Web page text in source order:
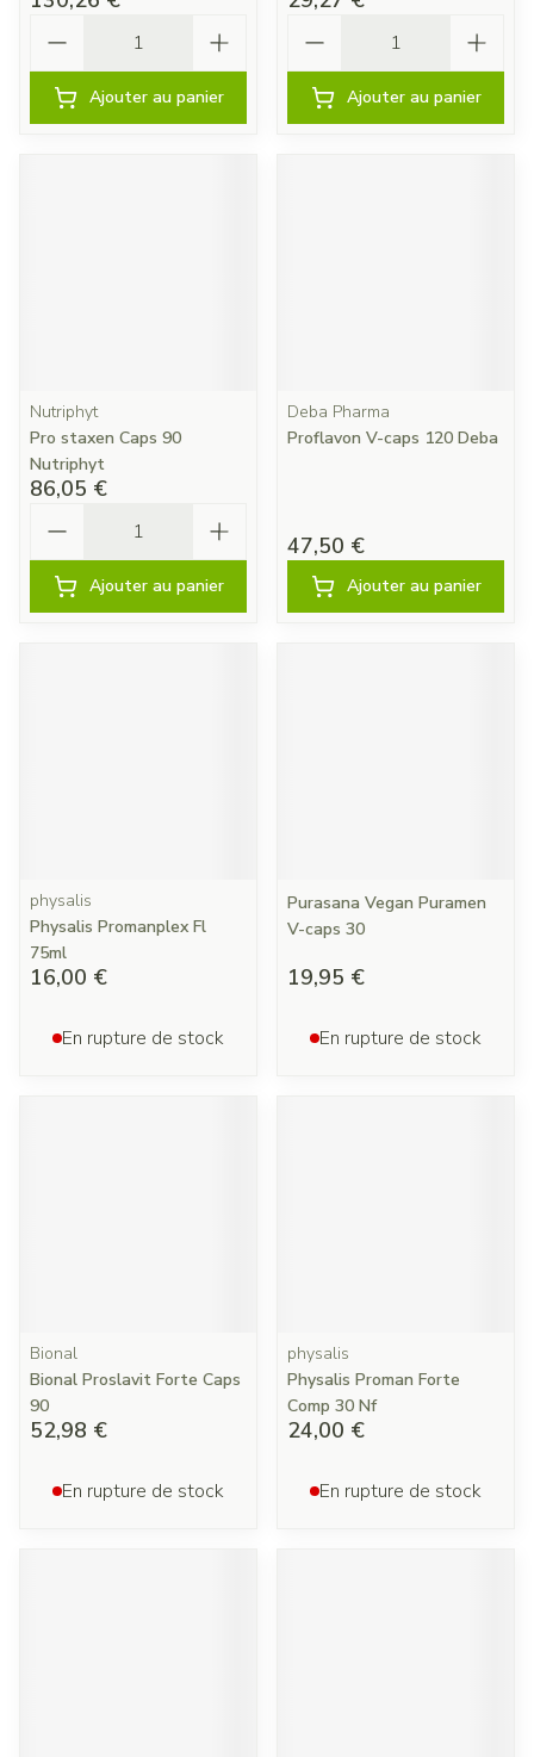
Ajouter au panier Ajouter au panier
Nutriphyt
Pro staxen Caps 90
Nutriphyt
86,05 €
Ajouter au panier
Deba Pharma
Proflavon V-caps 120 Deba
47,50 €
Ajouter au panier
physalis
Physalis Promanplex Fl
75ml
16,00 €
En rupture de stock
Purasana Vegan Puramen
V-caps 30
19,95 €
En rupture de stock
Bional
Bional Proslavit Forte Caps
90
52,98 €
En rupture de stock
physalis
Physalis Proman Forte
Comp 30 Nf
24,00 €
En rupture de stock